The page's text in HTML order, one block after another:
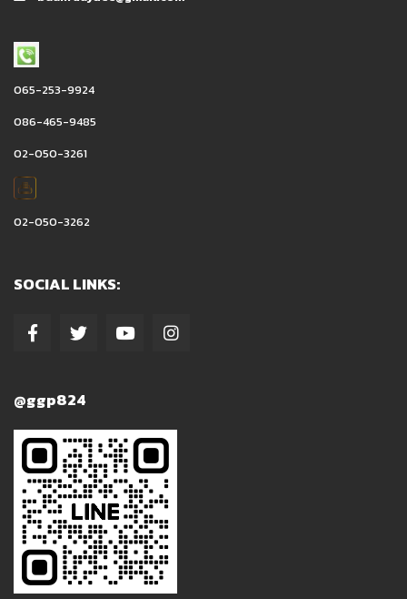
065-253-9924
086-465-9485
02-050-3261
02-050-3262
SOCIAL LINKS:
@ggp824